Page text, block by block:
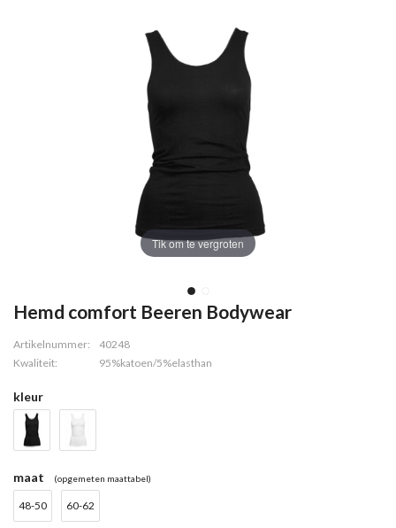
Tik om te vergroten
Hemd comfort Beeren Bodywear
Artikelnummer:
40248
Kwaliteit:
95%katoen/5%elasthan
kleur
maat (opgemeten maattabel)
48-50 60-62